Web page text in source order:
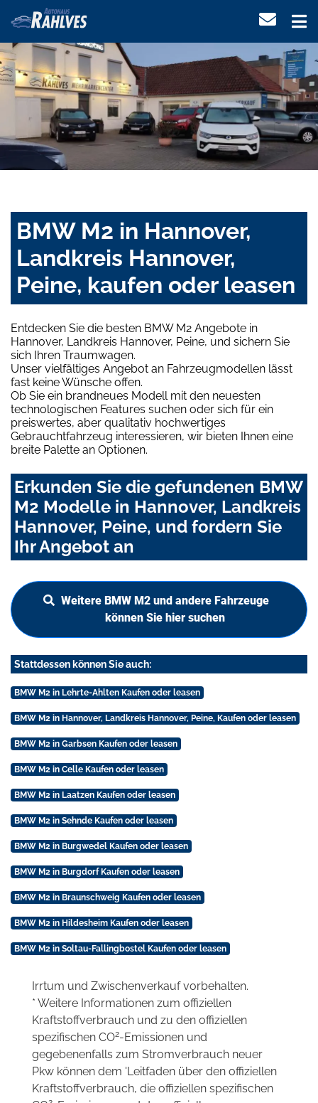
BMW M2 in Hannover,
Landkreis Hannover,
Peine, kaufen oder leasen
Entdecken Sie die besten BMW M2 Angebote in
Hannover, Landkreis Hannover, Peine, und sichern Sie
sich Ihren Traumwagen.
Unser vielfältiges Angebot an Fahrzeugmodellen lässt
fast keine Wünsche offen.
Ob Sie ein brandneues Modell mit den neuesten
technologischen Features suchen oder sich für ein
preiswertes, aber qualitativ hochwertiges
Gebrauchtfahrzeug interessieren, wir bieten Ihnen eine
breite Palette an Optionen.
Erkunden Sie die gefundenen BMW
M2 Modelle in Hannover, Landkreis
Hannover, Peine, und fordern Sie
Ihr Angebot an
Weitere BMW M2 und andere Fahrzeuge
können Sie hier suchen
Stattdessen können Sie auch:
BMW M2 in Lehrte-Ahlten Kaufen oder leasen
BMW M2 in Hannover, Landkreis Hannover, Peine, Kaufen oder leasen
BMW M2 in Garbsen Kaufen oder leasen
BMW M2 in Celle Kaufen oder leasen
BMW M2 in Laatzen Kaufen oder leasen
BMW M2 in Sehnde Kaufen oder leasen
BMW M2 in Burgwedel Kaufen oder leasen
BMW M2 in Burgdorf Kaufen oder leasen
BMW M2 in Braunschweig Kaufen oder leasen
BMW M2 in Hildesheim Kaufen oder leasen
BMW M2 in Soltau-Fallingbostel Kaufen oder leasen
Irrtum und Zwischenverkauf vorbehalten.
* Weitere Informationen zum offiziellen
Kraftstoffverbrauch und zu den offiziellen
spezifischen CO2-Emissionen und
gegebenenfalls zum Stromverbrauch neuer
Pkw können dem 'Leitfaden über den offiziellen
Kraftstoffverbrauch, die offiziellen spezifischen